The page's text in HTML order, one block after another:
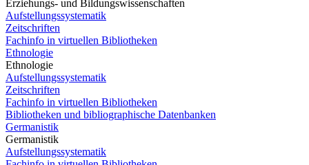
Erziehungs- und Bildungswissenschaften
Aufstellungssystematik
Zeitschriften
Fachinfo in virtuellen Bibliotheken
Ethnologie
Ethnologie
Aufstellungssystematik
Zeitschriften
Fachinfo in virtuellen Bibliotheken
Bibliotheken und bibliographische Datenbanken
Germanistik
Germanistik
Aufstellungssystematik